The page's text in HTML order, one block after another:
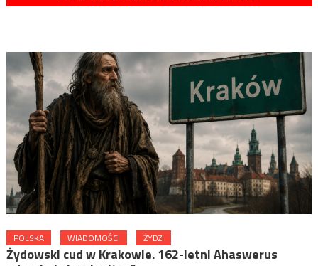
POLSKA WIADOMOŚCI ŻYDZI
Żydowski cud w Krakowie. 162-letni Ahaswerus